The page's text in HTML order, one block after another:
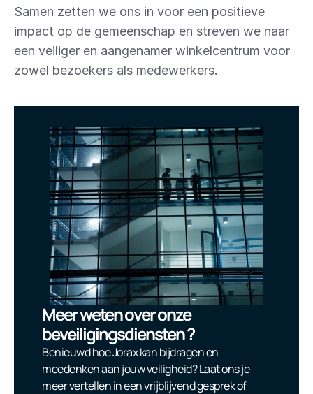
Samen zetten we ons in voor een positieve
impact op de gemeenschap en streven we naar
een veiliger en aangenamer winkelcentrum voor
zowel bezoekers als medewerkers.
Meer weten over onze
beveiligingsdiensten ?
Benieuwd hoe Jorax kan bijdragen en
meedenken aan jouw veiligheid? Laat ons je
meer vertellen in een vrijblijvend gesprek of